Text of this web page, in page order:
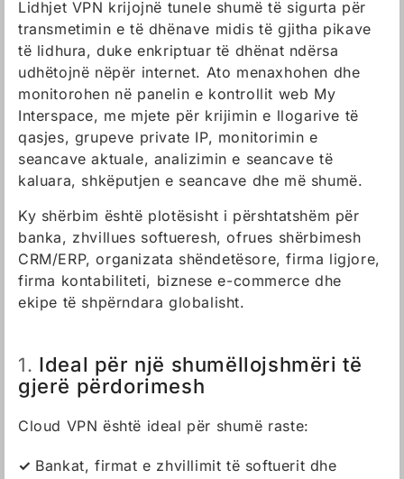
Lidhjet VPN krijojnë tunele shumë të sigurta për
transmetimin e të dhënave midis të gjitha pikave
të lidhura, duke enkriptuar të dhënat ndërsa
udhëtojnë nëpër internet. Ato menaxhohen dhe
monitorohen në panelin e kontrollit web My
Interspace, me mjete për krijimin e llogarive të
qasjes, grupeve private IP, monitorimin e
seancave aktuale, analizimin e seancave të
kaluara, shkëputjen e seancave dhe më shumë.
Ky shërbim është plotësisht i përshtatshëm për
banka, zhvillues softueresh, ofrues shërbimesh
CRM/ERP, organizata shëndetësore, firma ligjore,
firma kontabiliteti, biznese e-commerce dhe
ekipe të shpërndara globalisht.
1. Ideal për një shumëllojshmëri të
gjerë përdorimesh
Cloud VPN është ideal për shumë raste:
Bankat, firmat e zhvillimit të softuerit dhe